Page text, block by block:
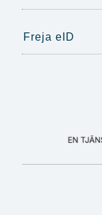
Freja eID